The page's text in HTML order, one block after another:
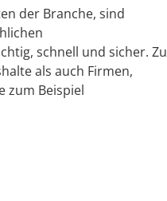
der Branche, sind
schnell und sicher. Zu
als auch Firmen,
zum Beispiel